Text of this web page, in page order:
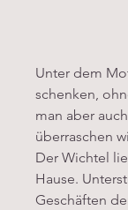
Unter dem
schenken,
man aber
überraschen
Der Wichtel
Hause.
Geschäften